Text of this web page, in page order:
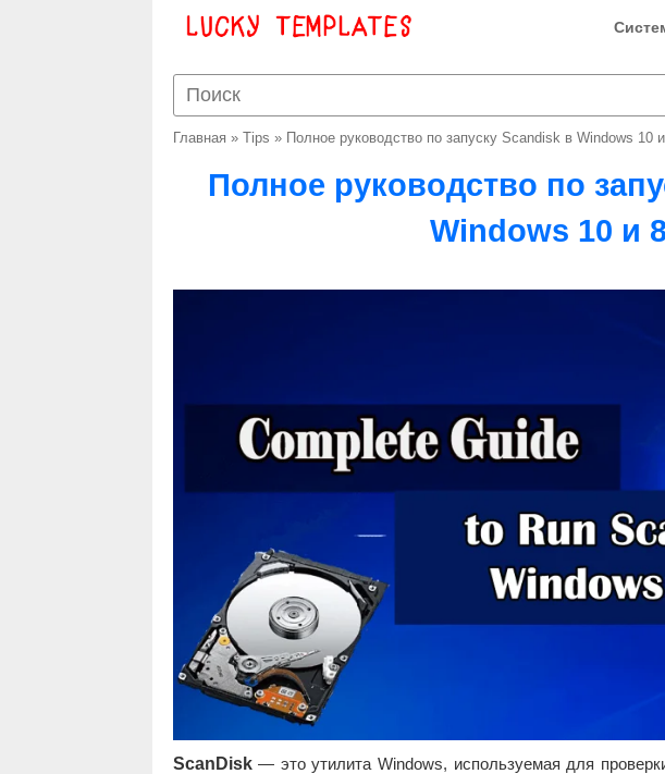
Главная » Tips » Полное руководство по запуску Scandisk в Windows 10
Полное руководство по
Windows 10 и
ScanDisk— это утилита Windows, используемая для